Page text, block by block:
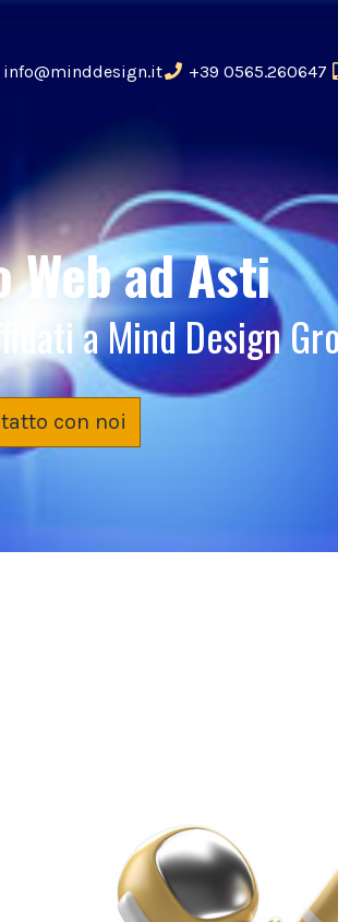
info@minddesign.it +39 0565.260647
Webad Asti
a Mind Design
con noi